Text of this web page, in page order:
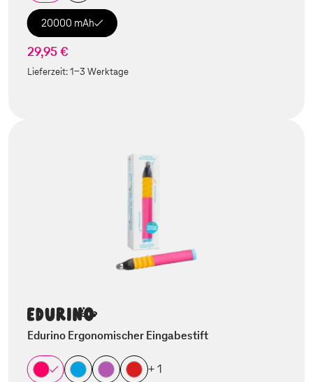
20000 mAh
29,95 €
Lieferzeit:1-3 Werktage
Edurino Ergonomischer Eingabestift
+ 1